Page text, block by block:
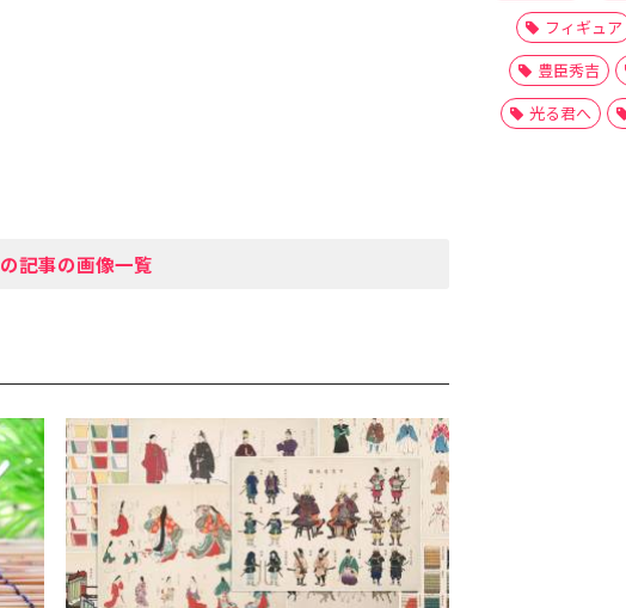
記事の画像一覧
フィギュア
豊臣秀吉
光る君へ